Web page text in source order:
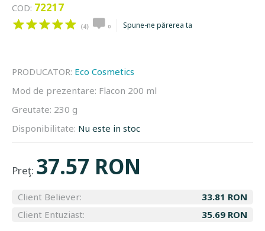
COD: 72217
(4) 0 Spune-ne părerea ta
PRODUCATOR: Eco Cosmetics
Mod de prezentare: Flacon 200 ml
Greutate: 230 g
Disponibilitate: Nu este in stoc
Preţ: 37.57 RON
Client Believer:
33.81 RON
Client Entuziast:
35.69 RON